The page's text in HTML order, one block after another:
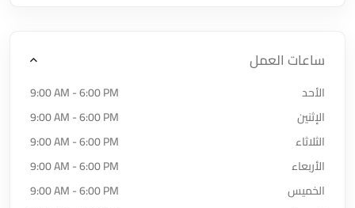
ساعات العمل
الأحد
9:00 AM - 6:00 PM
الإثنين
9:00 AM - 6:00 PM
الثلاثاء
9:00 AM - 6:00 PM
الأربعاء
9:00 AM - 6:00 PM
الخميس
9:00 AM - 6:00 PM